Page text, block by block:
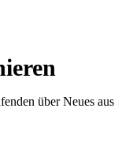
über Neues aus